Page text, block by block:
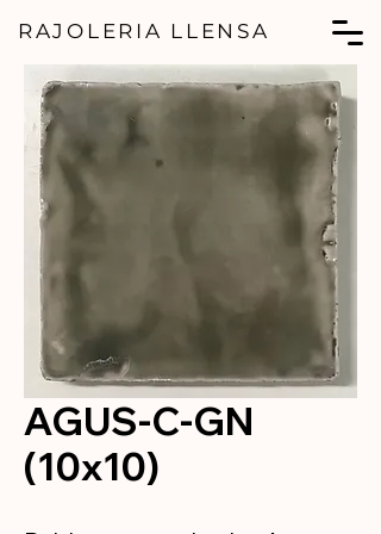
RAJOLERIA LLENSA
AGUS-C-GN
(10x10)